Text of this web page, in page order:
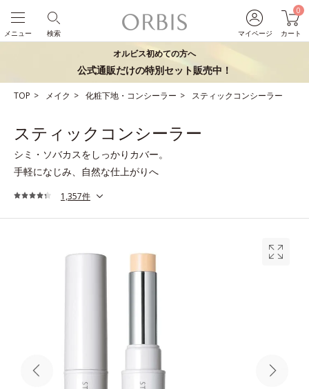
マイページ
0
カート
検索
メニュー
オルビス初めての方へ
公式通販だけの特別セット販売中！
TOP メイク 化粧下地・コンシーラー スティックコンシーラー
スティックコンシーラー
シミ・ソバカスをしっかりカバー。
手軽になじみ、自然な仕上がりへ
1,357件